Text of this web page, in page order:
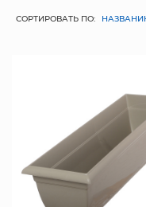
СОРТИРОВАТЬ ПО: